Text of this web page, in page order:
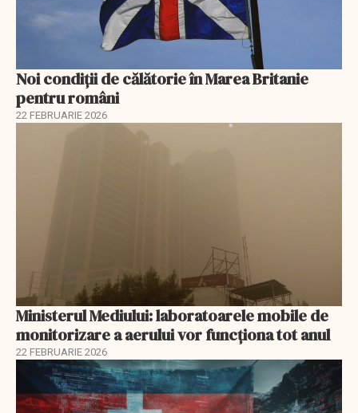
Noi condiții de călătorie în Marea Britanie
pentru români
22 FEBRUARIE 2026
Ministerul Mediului: laboratoarele mobile de
monitorizare a aerului vor funcționa tot anul
22 FEBRUARIE 2026